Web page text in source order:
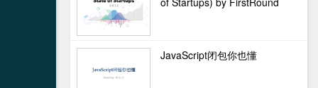
JavaScript闭包你也懂